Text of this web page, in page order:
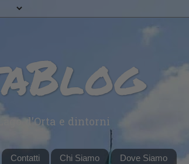
d'Orta e dintorni
Contatti Chi Siamo Dove Siamo